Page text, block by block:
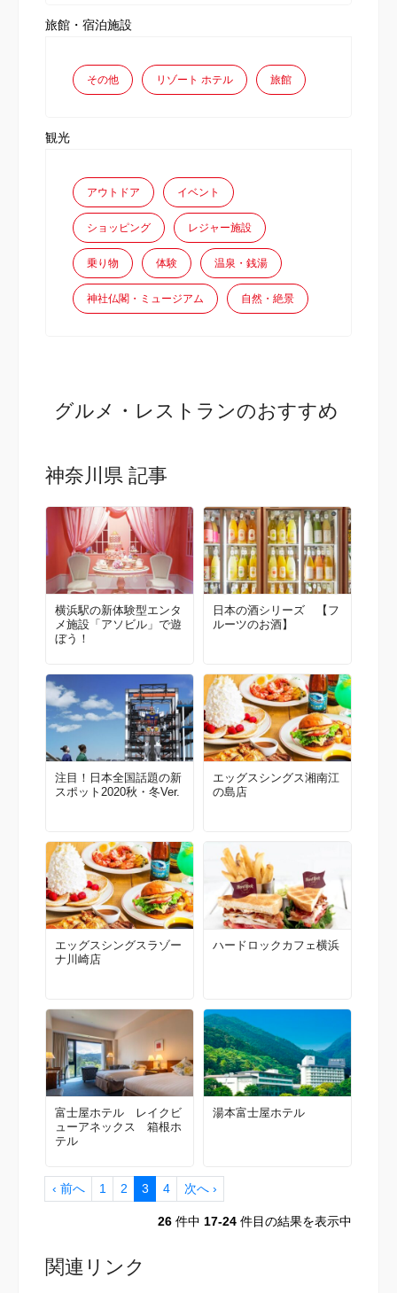
旅館・宿泊施設
その他 リゾート ホテル 旅館
観光
アウトドア イベント
ショッピング レジャー施設
乗り物 体験 温泉・銭湯
神社仏閣・ミュージアム 自然・絶景
グルメ・レストランのおすすめ
神奈川県 記事
横浜駅の新体験型エンタ
メ施設「アソビル」で遊
ぼう！
日本の酒シリーズ 【フ
ルーツのお酒】
注目！日本全国話題の新
スポット2020秋・冬Ver.
エッグスシングス湘南江
の島店
エッグスシングスラゾー
ナ川崎店
ハードロックカフェ横浜
富士屋ホテル レイクビ
ューアネックス 箱根ホ
テル
湯本富士屋ホテル
‹ 前へ 1 2 3 4 次へ ›
26 件中 17-24 件目の結果を表示中
関連リンク